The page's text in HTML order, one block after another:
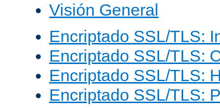
Visión General
Encriptado SSL/TLS:
Encriptado SSL/TLS:
Encriptado SSL/TLS:
Encriptado SSL/TLS: